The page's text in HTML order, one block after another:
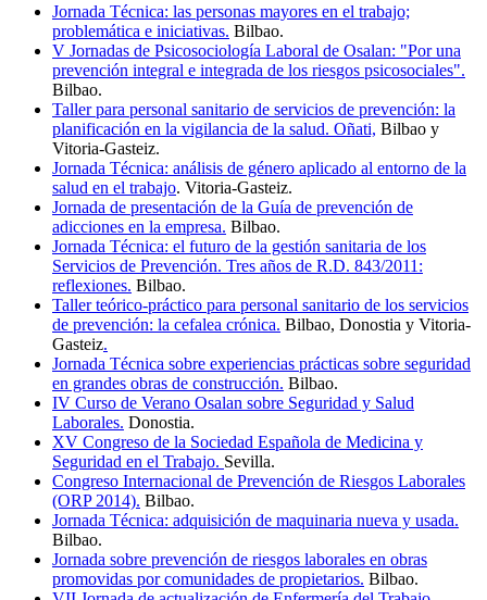
Jornada Técnica: las personas mayores en el trabajo;
problemática e iniciativas. Bilbao.
V Jornadas de Psicosociología Laboral de Osalan: "Por una
prevención integral e integrada de los riesgos psicosociales".
Bilbao.
Taller para personal sanitario de servicios de prevención: la
planificación en la vigilancia de la salud. Oñati, Bilbao y
Vitoria-Gasteiz.
Jornada Técnica: análisis de género aplicado al entorno de la
salud en el trabajo. Vitoria-Gasteiz.
Jornada de presentación de la Guía de prevención de
adicciones en la empresa. Bilbao.
Jornada Técnica: el futuro de la gestión sanitaria de los
Servicios de Prevención. Tres años de R.D. 843/2011:
reflexiones. Bilbao.
Taller teórico-práctico para personal sanitario de los servicios
de prevención: la cefalea crónica. Bilbao, Donostia y Vitoria-
Gasteiz.
Jornada Técnica sobre experiencias prácticas sobre seguridad
en grandes obras de construcción. Bilbao.
IV Curso de Verano Osalan sobre Seguridad y Salud
Laborales. Donostia.
XV Congreso de la Sociedad Española de Medicina y
Seguridad en el Trabajo. Sevilla.
Congreso Internacional de Prevención de Riesgos Laborales
(ORP 2014). Bilbao.
Jornada Técnica: adquisición de maquinaria nueva y usada.
Bilbao.
Jornada sobre prevención de riesgos laborales en obras
promovidas por comunidades de propietarios. Bilbao.